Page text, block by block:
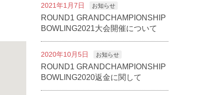
2021年1月7日 お知らせ
ROUND1 GRANDCHAMPIONSHIP
BOWLING2021大会開催について
2020年10月5日 お知らせ
ROUND1 GRANDCHAMPIONSHIP
BOWLING2020返金に関して